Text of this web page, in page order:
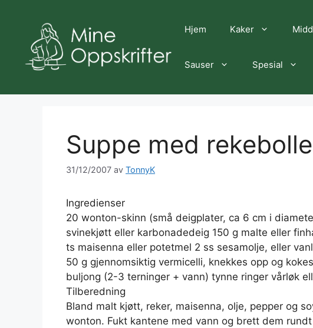
Hjem Kaker
Sauser Spesial
Suppe med
31/12/2007 av TonnyK
Ingredienser
20 wonton-skinn (små deigplater, ca 6 cm i
svinekjøtt eller karbonadedeig 150 g malte eller
ts maisenna eller potetmel 2 ss sesamolje, eller
50 g gjennomsiktig vermicelli, knekkes opp og
buljong (2-3 terninger + vann) tynne ringer vårløk
Tilberedning
Bland malt kjøtt, reker, maisenna, olje, pepper og
wonton. Fukt kantene med vann og brett dem